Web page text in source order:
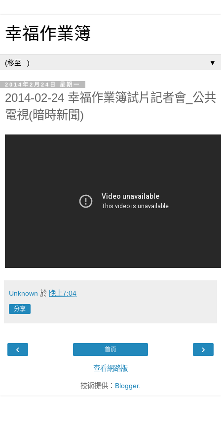
幸福作業簿
▼
2014年2月24日 星期一
2014-02-24 幸福作業簿試片記者會_公共
電視(暗時新聞)
Unknown 於 晚上7:04
分享
‹ ›
首頁
查看網路版
技術提供： Blogger.